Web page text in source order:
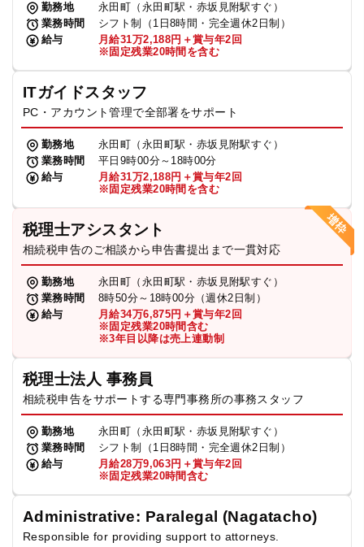
勤務地
永田町（永田町駅・赤坂見附駅すぐ）
業務時間
シフト制（1日8時間・完全週休2日制）
給与
月給31万2,188円＋賞与年2回
※固定残業20時間を含む
ITガイドスタッフ
PC・アカウント管理で全部署をサポート
勤務地
永田町（永田町駅・赤坂見附駅すぐ）
業務時間
平日9時00分～18時00分
給与
月給31万2,188円＋賞与年2回
※固定残業20時間を含む
税理士アシスタント
相続税申告のご相談から申告書提出まで一貫対応
勤務地
永田町（永田町駅・赤坂見附駅すぐ）
業務時間
8時50分～18時00分（週休2日制）
給与
月給34万6,875円＋賞与年2回
※固定残業20時間含む
※3年目以降は売上連動制
税理士法人 事務員
相続税申告をサポートする専門事務所の事務スタッフ
勤務地
永田町（永田町駅・赤坂見附駅すぐ）
業務時間
シフト制（1日8時間・完全週休2日制）
給与
月給28万9,063円＋賞与年2回
※固定残業20時間含む
Administrative: Paralegal (Nagatacho)
Responsible for providing support to attorneys.